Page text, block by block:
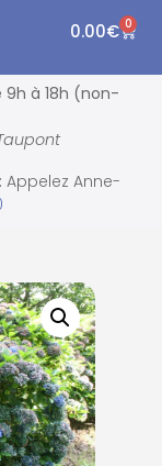
0.00€ 0
9h à 18h (non-
Appelez Anne-